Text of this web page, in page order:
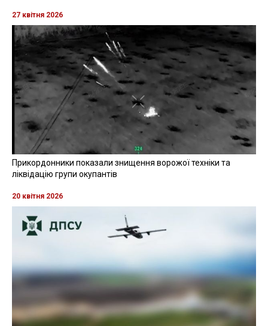
27 квітня 2026
Прикордонники показали знищення ворожої техніки та
ліквідацію групи окупантів
20 квітня 2026